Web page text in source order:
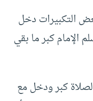
التكبيرات دخل
الإمام كبر ما بقي
كبر ودخل مع